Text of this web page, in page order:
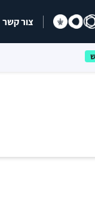
צור קשר